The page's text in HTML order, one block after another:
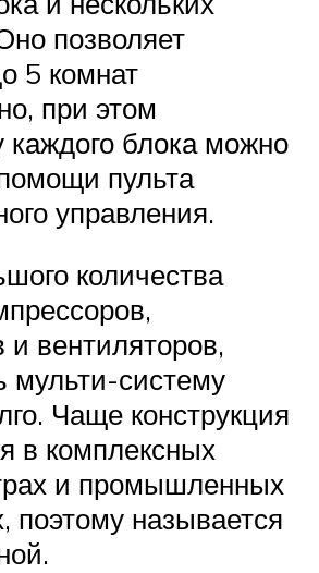
позволяет
5 комнат
при этом
каждого блока можно
пульта
управления.
количества
и вентиляторов,
мульти-систему
Чаще конструкция
в комплексных
и промышленных
поэтому называется